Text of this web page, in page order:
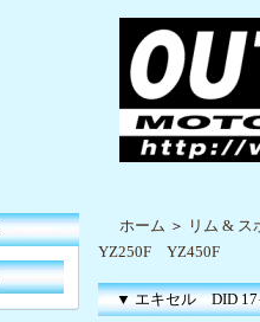
ホーム ＞ リム & ス
YZ250F YZ450F
▼ エキセル DID